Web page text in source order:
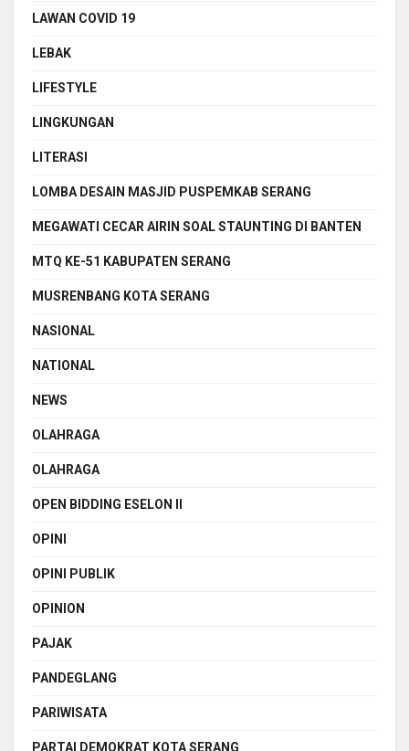
LAWAN COVID 19
LEBAK
LIFESTYLE
LINGKUNGAN
LITERASI
LOMBA DESAIN MASJID PUSPEMKAB SERANG
MEGAWATI CECAR AIRIN SOAL STAUNTING DI BANTEN
MTQ KE-51 KABUPATEN SERANG
MUSRENBANG KOTA SERANG
NASIONAL
NATIONAL
NEWS
OLAHRAGA
OLAHRAGA
OPEN BIDDING ESELON II
OPINI
OPINI PUBLIK
OPINION
PAJAK
PANDEGLANG
PARIWISATA
PARTAI DEMOKRAT KOTA SERANG